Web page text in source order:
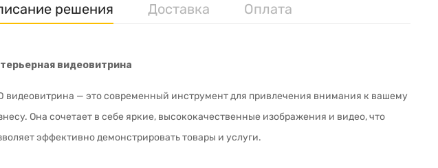
решения Доставка Оплата
видеовитрина
видеовитрина — это современный инструмент для привлечения внимания к вашему
Она сочетает в себе яркие, высококачественные изображения и видео, что
эффективно демонстрировать товары и услуги.